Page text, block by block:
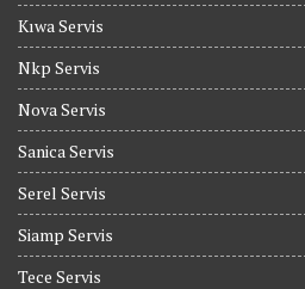
Kıwa Servis
Nkp Servis
Nova Servis
Sanica Servis
Serel Servis
Siamp Servis
Tece Servis